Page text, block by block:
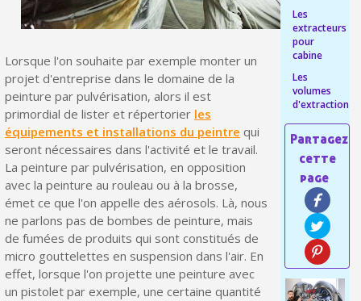
Gagnez des points de fidélité à chaque commande
Livraison sous 24 h en France Métropolitaine
Retour produits sous 14 jours
Réduction de 5€ sur la première commande
10€ de bon d'achat pour chaque parrainage
Livraison sous 24 h en France Métropolitaine
Livraison offerte en France métropolitaine pour 250€ d'achats
Paiement en 4x sans frais dès 30€ d'achats
Votre devis en ligne en moins d'1 minute
Lorsque l'on souhaite par exemple monter un
projet d'entreprise dans le domaine de la
peinture par pulvérisation, alors il est
primordial de lister et répertorier les
équipements et installations du peintre qui
seront nécessaires dans l'activité et le travail.
La peinture par pulvérisation, en opposition
avec la peinture au rouleau ou à la brosse,
émet ce que l'on appelle des aérosols. Là, nous
ne parlons pas de bombes de peinture, mais
de fumées de produits qui sont constitués de
micro gouttelettes en suspension dans l'air. En
effet, lorsque l'on projette une peinture avec
un pistolet par exemple, une certaine quantité
Les
extracteurs
pour
cabine
Les
volumes
d'extraction